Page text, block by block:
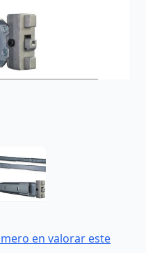
en valorar este